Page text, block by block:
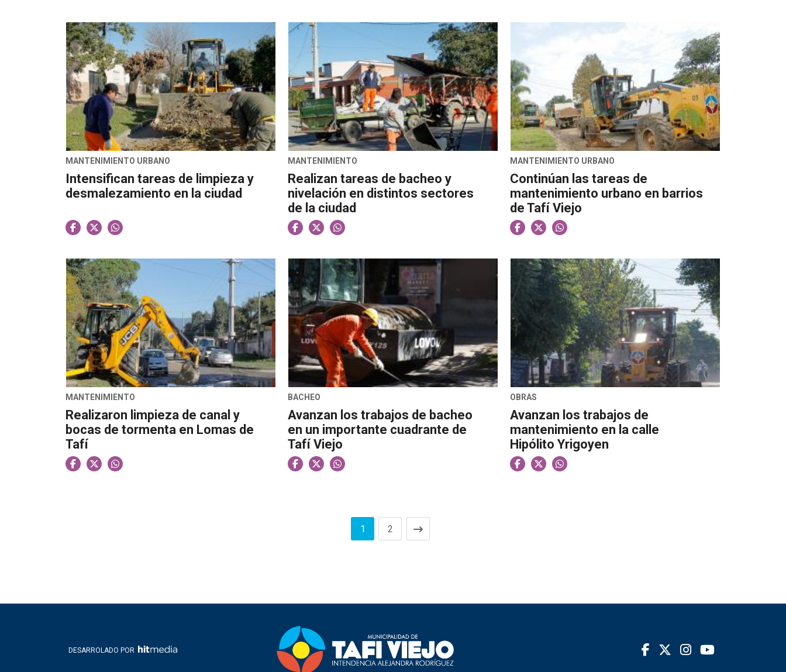
MANTENIMIENTO URBANO
Intensifican tareas de limpieza y
desmalezamiento en la ciudad
MANTENIMIENTO
Realizan tareas de bacheo y
nivelación en distintos sectores
de la ciudad
MANTENIMIENTO URBANO
Continúan las tareas de
mantenimiento urbano en barrios
de Tafí Viejo
MANTENIMIENTO
Realizaron limpieza de canal y
bocas de tormenta en Lomas de
Tafí
BACHEO
Avanzan los trabajos de bacheo
en un importante cuadrante de
Tafí Viejo
OBRAS
Avanzan los trabajos de
mantenimiento en la calle
Hipólito Yrigoyen
1 2
DESARROLADO POR